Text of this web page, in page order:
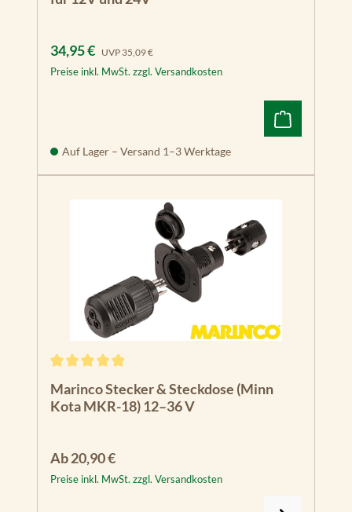
Verkaufspreis:
34,95 € UVP 35,09 €
Preise inkl. MwSt. zzgl. Versandkosten
Auf Lager – Versand 1–3 Werktage
Durchschnittliche Bewertung von 4.93 von 5 Sternen
Marinco Stecker & Steckdose (Minn
Kota MKR-18) 12–36 V
Regulärer Preis:
Ab20,90 €
Preise inkl. MwSt. zzgl. Versandkosten